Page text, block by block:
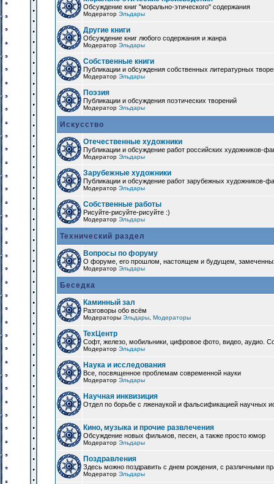
Обсуждение книг "морально-этического" содержания
Модератор Эльдары
Другие книги
Обсуждение книг любого содержания и жанра
Модератор Эльдары
Собственные книги
Публикации и обсуждения собственных литературных
Модератор Эльдары
Поэзия
Публикации и обсуждения поэтических творений
Модератор Эльдары
Искусство
Отечественные художники
Публикации и обсуждение работ российских художников-
Модератор Эльдары
Зарубежные художники
Публикации и обсуждение работ зарубежных художников-
Модератор Эльдары
Собственные работы
Рисуйте-рисуйте-рисуйте :)
Модератор Эльдары
Технический раздел
Вопросы по форуму
О форуме, его прошлом, настоящем и будущем,
Модератор Эльдары
Беседка
Каминный зал
Разговоры обо всём
Модераторы Эльдары Модераторы
ТехЦентр
Софт, железо, мобильники, цифровое фото, видео, аудио.
Модератор Эльдары
Наука и исследования
Все, посвященное проблемам современной науки
Модератор Эльдары
Научная инквизиция
Отдел по борьбе с лженаукой и фальсификацией научных
Кино, музыка и прочие развлечения
Обсуждение новых фильмов, песен, а также просто юмор
Модератор Эльдары
Поздравления
Здесь можно поздравить с днем рождения, с различными
Модератор Эльдары